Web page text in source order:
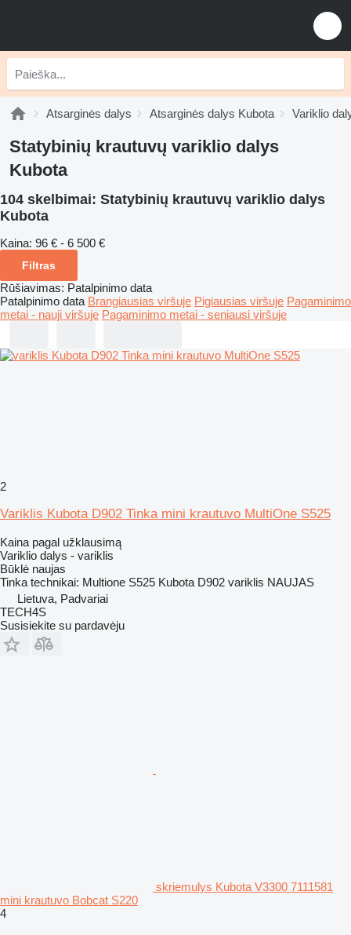
Atsarginės dalys Atsarginės dalys Kubota Variklio
Statybinių krautuvų variklio dalys
Kubota
104 skelbimai: Statybinių krautuvų variklio dalys
Kubota
Kaina: 96 € - 6 500 €
Filtras
Rūšiavimas: Patalpinimo data
Patalpinimo data Brangiausias viršuje Pigiausias viršuje Pagaminimo
metai - nauji viršuje Pagaminimo metai - seniausi viršuje
2
Variklis Kubota D902 Tinka mini krautuvo MultiOne S525
Kaina pagal užklausimą
Variklio dalys - variklis
Būklė naujas
Tinka technikai: Multione S525 Kubota D902 variklis NAUJAS
Lietuva, Padvariai
TECH4S
Susisiekite su pardavėju
skriemulys Kubota V3300 7111581
mini krautuvo Bobcat S220
4